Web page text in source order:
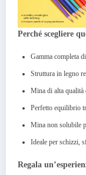
Perché scegliere
Gamma completa
Struttura in legno
Mina di alta qualità
Perfetto equilibrio
Mina non solubile
Ideale per schizzi,
Regala